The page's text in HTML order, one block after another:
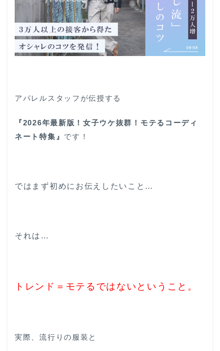
アパレルスタッフが伝授する
『2026年最新版！女子ウケ抜群！モテるコーディ
ネート特集』 です！
ではまず初めにお伝えしたいこと…
それは…
トレンド＝モテるではないということ。
実際、流行りの服装と